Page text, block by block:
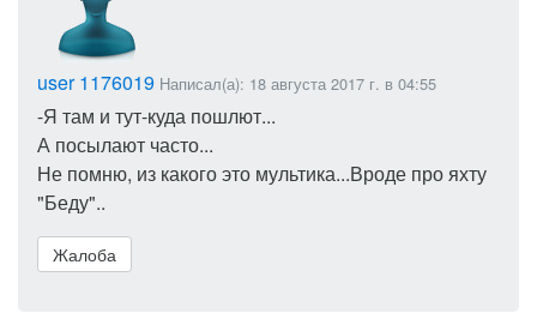
user 1176019 Написал(а): 18 августа 2017 г. в 04:55
-Я там и тут-куда пошлют...
А посылают часто...
Не помню, из какого это мультика...Вроде про яхту
"Беду"..
Жалоба